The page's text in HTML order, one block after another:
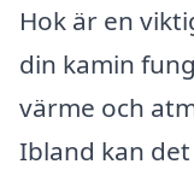
Hok är en
din kamin
värme och
Ibland kan